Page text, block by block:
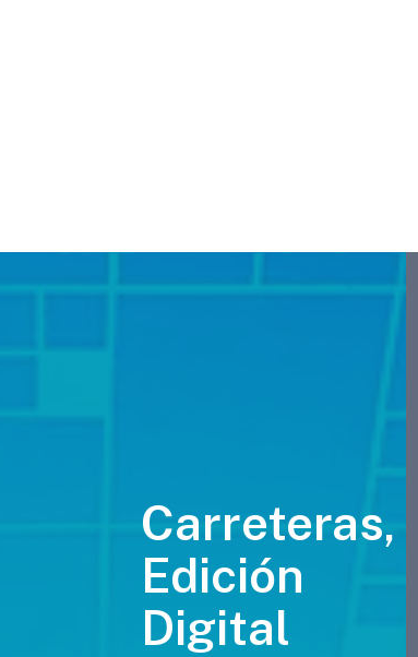
Carreteras,
Edición
Digital